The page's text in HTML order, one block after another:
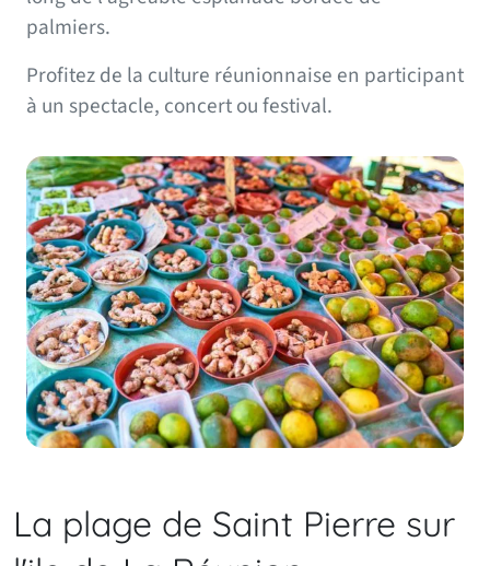
palmiers.
Profitez de la culture réunionnaise en participant
à un spectacle, concert ou festival.
La plage de Saint Pierre sur